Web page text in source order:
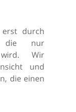
erst durch
die nur
wird. Wir
und
die einen